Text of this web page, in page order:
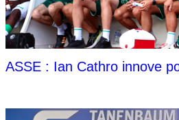
ASSE : Ian Cathro innove